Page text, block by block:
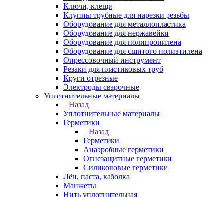
Ключи, клещи
Клуппы трубные для нарезки резьбы
Оборудование для металлопластика
Оборудование для нержавейки
Оборудование для полипропилена
Оборудование для сшитого полиэтилена
Опрессовочный инструмент
Резаки для пластиковых труб
Круги отрезные
Электроды сварочные
Уплотнительные материалы
Назад
Уплотнительные материалы
Герметики
Назад
Герметики
Анаэробные герметики
Огнезащитные герметики
Силиконовые герметики
Лён, паста, каболка
Манжеты
Нить уплотнительная